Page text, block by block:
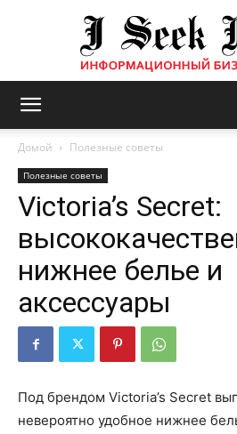
Домой Полезные советы
Полезные советы
Victoria’s Secret:
нижнее белье и
аксессуары
Под брендом Victoria’s Secret
невероятно удобное нижнее